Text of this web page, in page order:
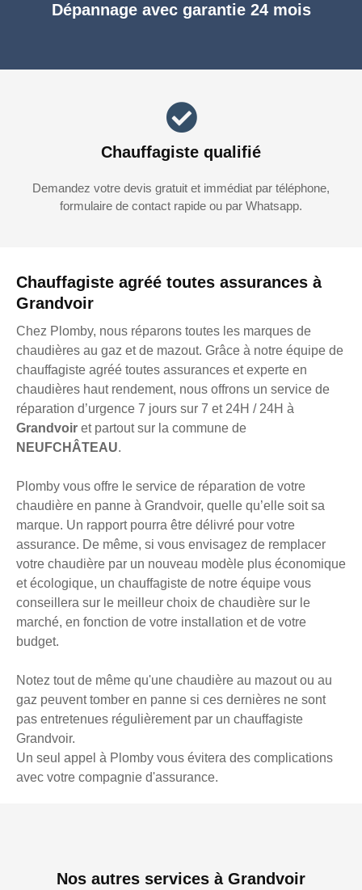
Chauffagiste agréé toutes assurances à
Grandvoir
Chez Plomby, nous réparons toutes les marques de
chaudières au gaz et de mazout. Grâce à notre équipe de
chauffagiste agréé toutes assurances et experte en
chaudières haut rendement, nous offrons un service de
réparation d’urgence 7 jours sur 7 et 24H / 24H à
Grandvoir et partout sur la commune de
NEUFCHÂTEAU.
Plomby vous offre le service de réparation de votre
chaudière en panne à Grandvoir, quelle qu’elle soit sa
marque. Un rapport pourra être délivré pour votre
assurance. De même, si vous envisagez de remplacer
votre chaudière par un nouveau modèle plus économique
et écologique, un chauffagiste de notre équipe vous
conseillera sur le meilleur choix de chaudière sur le
marché, en fonction de votre installation et de votre
budget.
Notez tout de même qu'une chaudière au mazout ou au
gaz peuvent tomber en panne si ces dernières ne sont
pas entretenues régulièrement par un chauffagiste
Grandvoir.
Un seul appel à Plomby vous évitera des complications
avec votre compagnie d'assurance.
Dépannage avec garantie 24 mois
Chauffagiste qualifié
Demandez votre devis gratuit et immédiat par téléphone,
formulaire de contact rapide ou par Whatsapp.
Nos autres services à Grandvoir